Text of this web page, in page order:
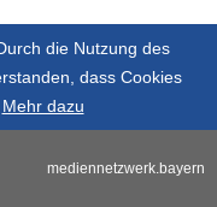
mediennetzwerk.bayern
die Nutzung des
dass Cookies
Mehr dazu